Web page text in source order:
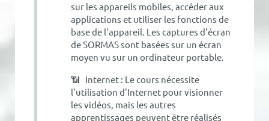
sur les appareils mobiles, accéder aux
applications et utiliser les fonctions de
base de l'appareil. Les captures d'écran
de SORMAS sont basées sur un écran
moyen vu sur un ordinateur portable.
📶 Internet : Le cours nécessite
l'utilisation d'Internet pour visionner
les vidéos, mais les autres
apprentissages peuvent être réalisés